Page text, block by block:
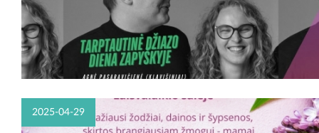
2025-04-29